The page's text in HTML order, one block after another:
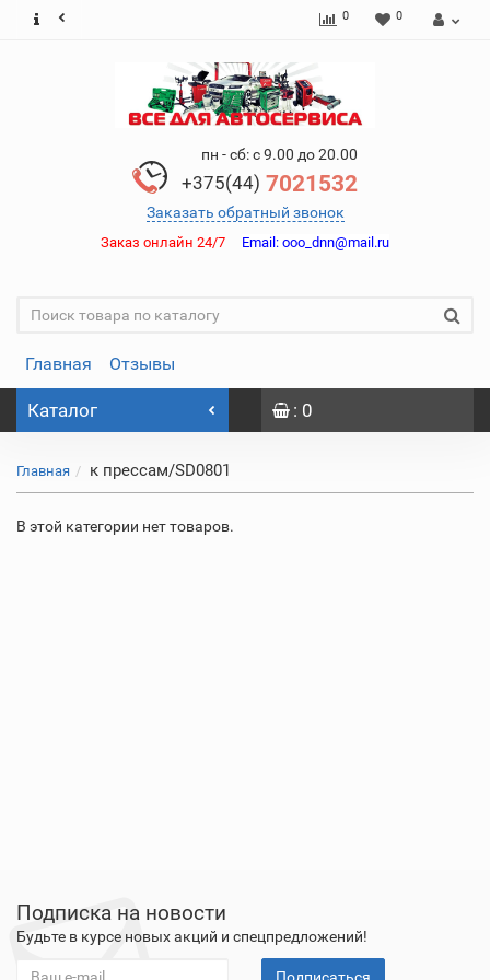
0 0
пн - сб: с 9.00 до 20.00
+375(44) 7021532
Заказать обратный звонок
Заказ онлайн 24/7 Email: ooo_dnn@mail.ru
Главная Отзывы
Каталог : 0
Главная к прессам/SD0801
В этой категории нет товаров.
Подписка на новости
Будьте в курсе новых акций и спецпредложений!